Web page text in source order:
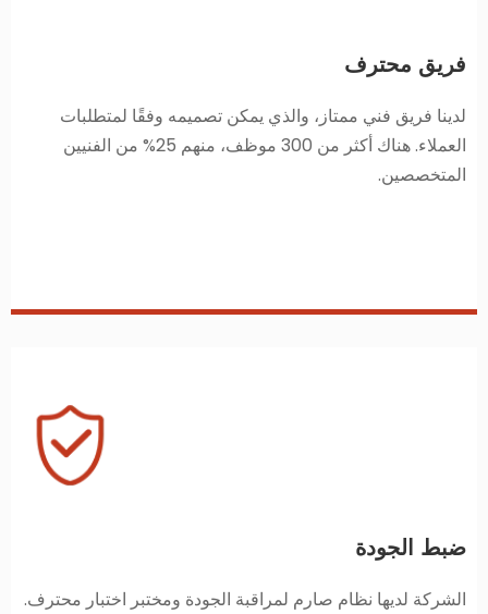
فريق محترف
لدينا فريق فني ممتاز، والذي يمكن تصميمه وفقًا لمتطلبات
العملاء. هناك أكثر من 300 موظف، منهم 25% من الفنيين
المتخصصين.
ضبط الجودة
الشركة لديها نظام صارم لمراقبة الجودة ومختبر اختبار محترف.